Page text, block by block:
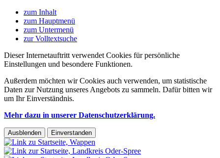
zum Inhalt
zum Hauptmenü
zum Untermenü
zur Volltextsuche
Dieser Internetauftritt verwendet Cookies für persönliche
Einstellungen und besondere Funktionen.
Außerdem möchten wir Cookies auch verwenden, um statistische
Daten zur Nutzung unseres Angebots zu sammeln. Dafür bitten wir
um Ihr Einverständnis.
Mehr dazu in unserer Datenschutzerklärung.
Ausblenden Einverstanden